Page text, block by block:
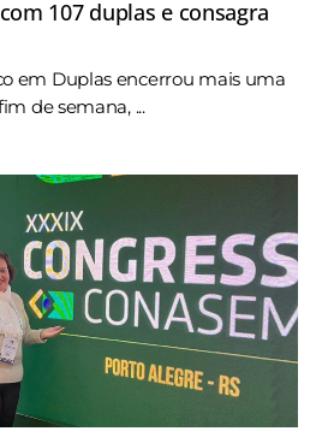
107 duplas e consagra
em Duplas encerrou mais uma
de semana, ...